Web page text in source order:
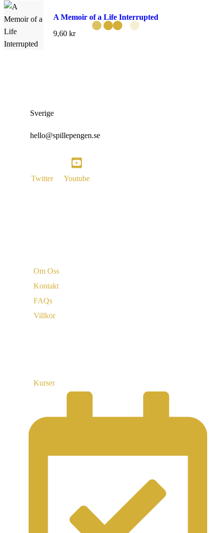
A Memoir of a Life Interrupted
9,60 kr
Sverige
hello@spillepengen.se
Twitter Youtube
Om Oss
Kontakt
FAQs
Villkor
Kurser